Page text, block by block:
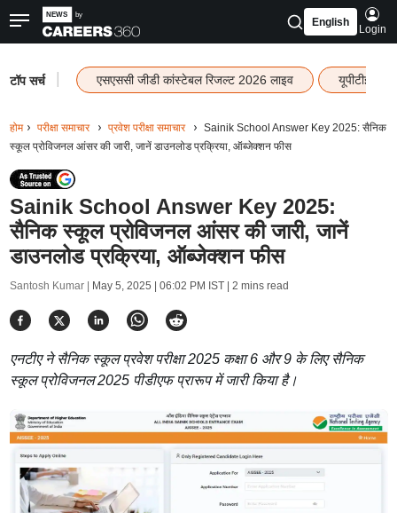
English
Login
टॉप सर्च एसएससी जीडी कांस्टेबल रिजल्ट 2026 लाइव यूपीटीईटी
होम परीक्षा समाचार प्रवेश परीक्षा समाचार
Sainik School Answer Key 2025: सैनिक
स्कूल प्रोविजनल आंसर की जारी, जानें डाउनलोड प्रक्रिया, ऑब्जेक्शन फीस
Sainik School Answer Key 2025:
सैनिक स्कूल प्रोविजनल आंसर की जारी, जानें
डाउनलोड प्रक्रिया, ऑब्जेक्शन फीस
Santosh Kumar | May 5, 2025 | 06:02 PM IST| 2 mins read
एनटीए ने सैनिक स्कूल प्रवेश परीक्षा 2025 कक्षा 6 और 9 के लिए सैनिक
स्कूल प्रोविजनल 2025 पीडीएफ प्रारूप में जारी किया है।